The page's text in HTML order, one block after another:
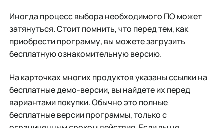
Иногда процесс выбора необходимого ПО может
затянуться. Стоит помнить, что перед тем, как
приобрести программу, вы можете загрузить
бесплатную ознакомительную версию.
На карточках многих продуктов указаны ссылки на
бесплатные демо-версии, вы найдете их перед
вариантами покупки. Обычно это полные
бесплатные версии программы, только с